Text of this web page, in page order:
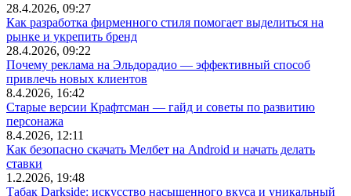
28.4.2026, 09:27
Как разработка фирменного стиля помогает выделиться на
рынке и укрепить бренд
28.4.2026, 09:22
Почему реклама на Эльдорадио — эффективный способ
привлечь новых клиентов
8.4.2026, 16:42
Старые версии Крафтсман — гайд и советы по развитию
персонажа
8.4.2026, 12:11
Как безопасно скачать Мелбет на Android и начать делать
ставки
1.2.2026, 19:48
Табак Darkside: искусство насыщенного вкуса и уникальный